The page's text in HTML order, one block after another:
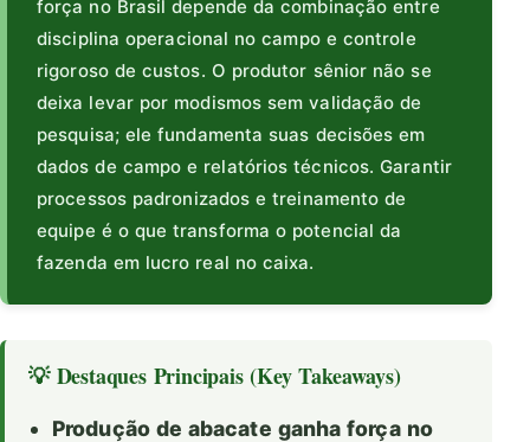
força no Brasil depende da combinação entre
disciplina operacional no campo e controle
rigoroso de custos. O produtor sênior não se
deixa levar por modismos sem validação de
pesquisa; ele fundamenta suas decisões em
dados de campo e relatórios técnicos. Garantir
processos padronizados e treinamento de
equipe é o que transforma o potencial da
fazenda em lucro real no caixa.
💡 Destaques Principais (Key Takeaways)
Produção de abacate ganha força no